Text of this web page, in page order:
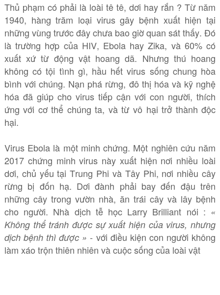
Thủ phạm có phải là loài tê tê, dơi hay rắn ? Từ năm
1940, hàng trăm loại virus gây bệnh xuất hiện tại
những vùng trước đây chưa bao giờ quan sát thấy. Đó
là trường hợp của HIV, Ebola hay Zika, và 60% có
xuất xứ từ động vật hoang dã. Nhưng thú hoang
không có tội tình gì, hầu hết virus sống chung hòa
bình với chúng. Nạn phá rừng, đô thị hóa và kỹ nghệ
hóa đã giúp cho virus tiếp cận với con người, thích
ứng với cơ thể chúng ta, và từ vô hại trở thành độc
hại.
Virus Ebola là một minh chứng. Một nghiên cứu năm
2017 chứng minh virus này xuất hiện nơi nhiều loài
dơi, chủ yếu tại Trung Phi và Tây Phi, nơi nhiều cây
rừng bị đốn hạ. Dơi đành phải bay đến đậu trên
những cây trong vườn nhà, ăn trái cây và lây bệnh
cho người. Nhà dịch tễ học Larry Brilliant nói : «
Không thể tránh được sự xuất hiện của virus, nhưng
dịch bệnh thì được » - với điều kiện con người không
làm xáo trộn thiên nhiên và cuộc sống của loài vật